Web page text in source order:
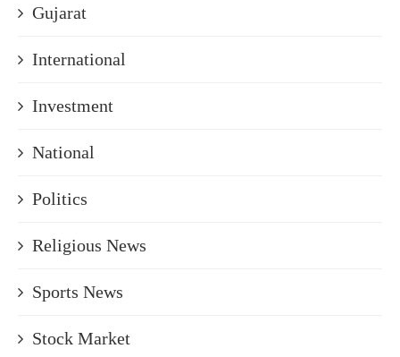
Gujarat
International
Investment
National
Politics
Religious News
Sports News
Stock Market